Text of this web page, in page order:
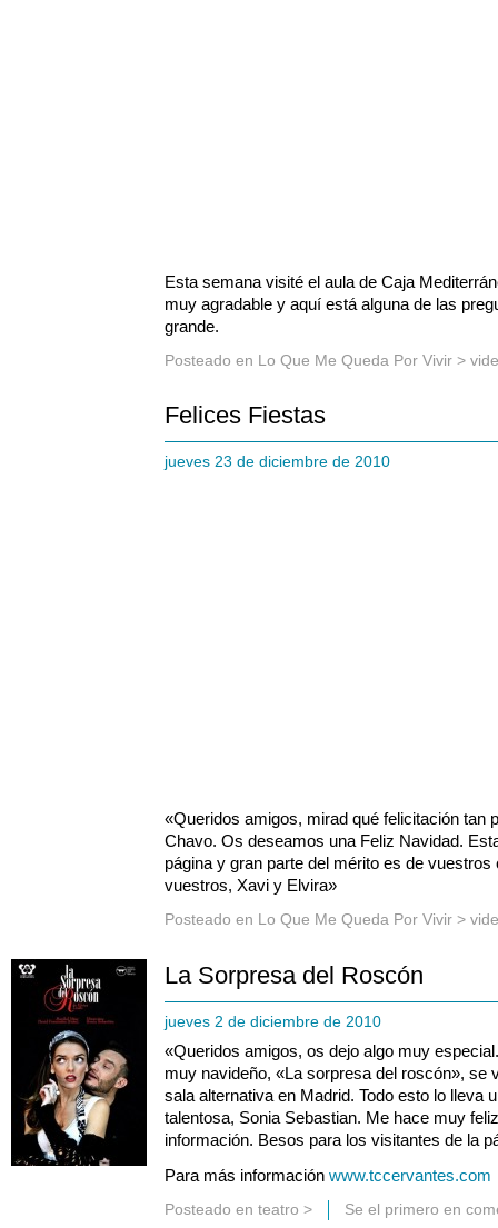
Esta semana visité el aula de Caja
muy agradable y aquí está alguna de las
grande.
Posteado en Lo Que Me Queda Por Vivir >
Felices Fiestas
jueves 23 de diciembre de 2010
«Queridos amigos, mirad qué felicitación tan
Chavo. Os deseamos una Feliz Navidad.
página y gran parte del mérito es de
vuestros, Xavi y Elvira»
Posteado en Lo Que Me Queda Por Vivir >
La Sorpresa del Roscón
jueves 2 de diciembre de 2010
«Queridos amigos, os dejo algo muy
muy navideño, «La sorpresa del roscón», se
sala alternativa en Madrid. Todo esto lo lleva
talentosa, Sonia Sebastian. Me hace muy
información. Besos para los visitantes de la
Para más información www.tccervantes.com
Posteado en teatro > Se el primero en